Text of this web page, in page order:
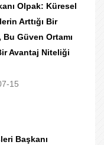
Olpak: Küresel
Arttığı Bir
Bu Güven Ortamı
Avantaj Niteliği
15
Başkanı